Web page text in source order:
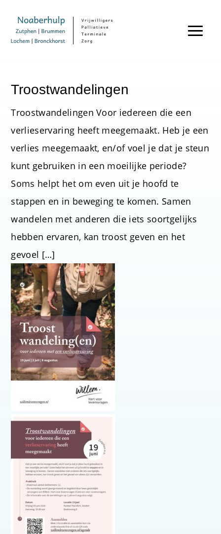
Troostwandelingen
Troostwandelingen Voor iedereen die een
verlieservaring heeft meegemaakt. Heb je een
verlies meegemaakt, en/of voel je dat je steun
kunt gebruiken in een moeilijke periode?
Soms helpt het om even uit je hoofd te
stappen en in beweging te komen. Samen
wandelen met anderen die iets soortgelijks
hebben ervaren, kan troost geven en het
gevoel […]